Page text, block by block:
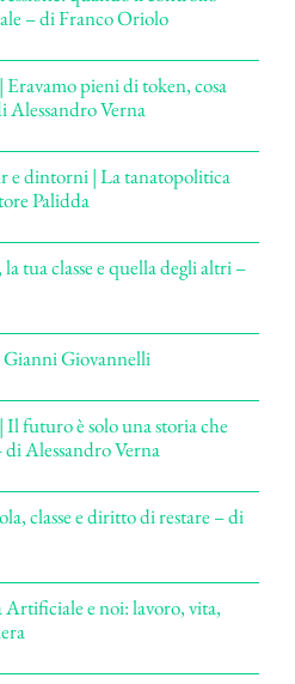
– di Franco Oriolo
pieni di token, cosa
Alessandro Verna
e dintorni | La tanatopolitica
Palidda
tua classe e quella degli altri –
Giovannelli
futuro è solo una storia che
di Alessandro Verna
classe e diritto di restare – di
e noi: lavoro, vita,